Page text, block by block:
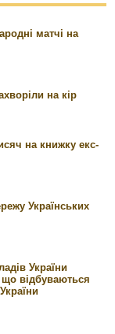
матчі на
на кір
на книжку екс-
Українських
України
відбуваються